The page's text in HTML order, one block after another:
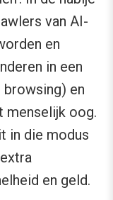
van AI-
en
in een
en
menselijk oog.
in die modus
en geld.